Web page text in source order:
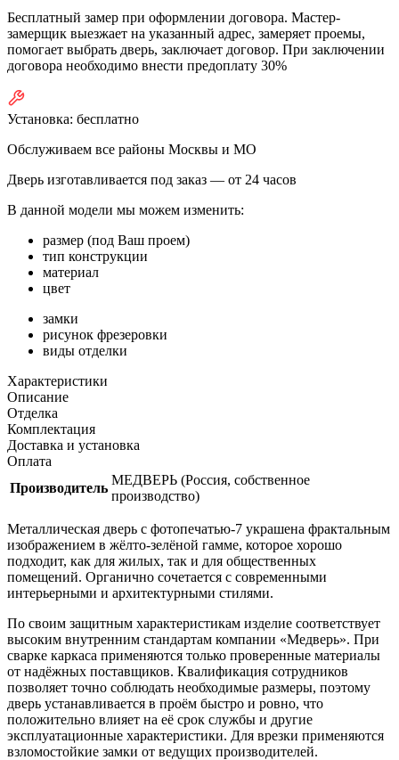
Бесплатный замер при оформлении договора. Мастер-
замерщик выезжает на указанный адрес, замеряет проемы,
помогает выбрать дверь, заключает договор. При заключении
договора необходимо внести предоплату 30%
Установка: бесплатно
Обслуживаем все районы Москвы и МО
Дверь изготавливается под заказ — от 24 часов
В данной модели мы можем изменить:
размер (под Ваш проем)
тип конструкции
материал
цвет
замки
рисунок фрезеровки
виды отделки
Характеристики
Описание
Отделка
Комплектация
Доставка и установка
Оплата
Производитель
МЕДВЕРЬ (Россия, собственное
производство)
Металлическая дверь с фотопечатью-7 украшена фрактальным
изображением в жёлто-зелёной гамме, которое хорошо
подходит, как для жилых, так и для общественных
помещений. Органично сочетается с современными
интерьерными и архитектурными стилями.
По своим защитным характеристикам изделие соответствует
высоким внутренним стандартам компании «Медверь». При
сварке каркаса применяются только проверенные материалы
от надёжных поставщиков. Квалификация сотрудников
позволяет точно соблюдать необходимые размеры, поэтому
дверь устанавливается в проём быстро и ровно, что
положительно влияет на её срок службы и другие
эксплуатационные характеристики. Для врезки применяются
взломостойкие замки от ведущих производителей.